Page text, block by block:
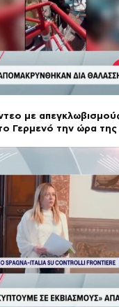
με
Γερμενό την ώρα